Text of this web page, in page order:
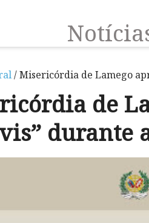
/ Misericórdia de Lamego
de
durante